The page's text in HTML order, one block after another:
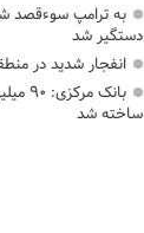
دستگیر شد
انفجار شدید در
بانک
ساخته شد